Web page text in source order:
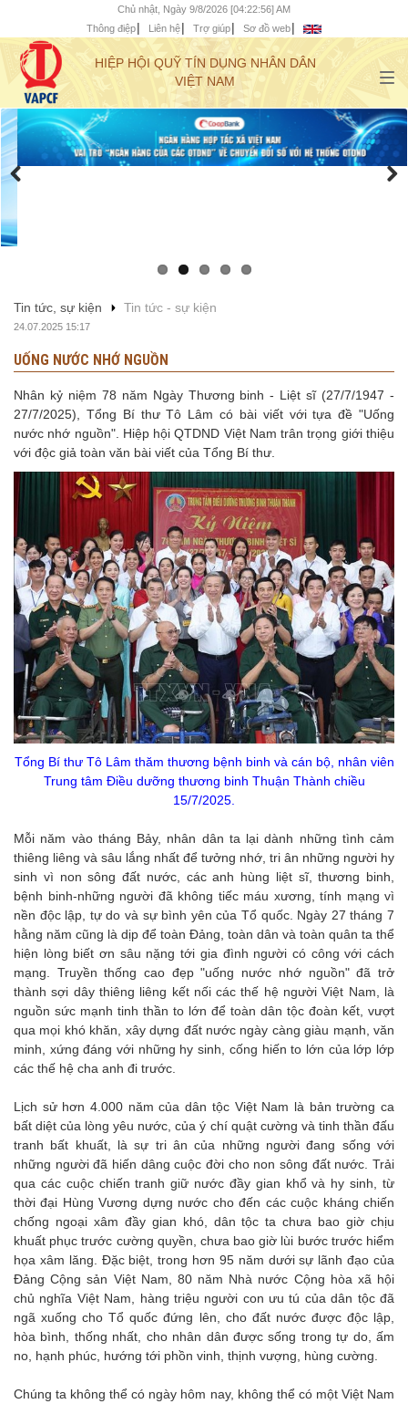
Chủ nhật, Ngày 9/8/2026 [04:22:57] AM
Thông điệp
Liên hệ Trợ giúp Sơ đồ web
HIỆP HỘI QUỸ TÍN DỤNG NHÂN DÂN
VIỆT NAM
Tin tức, sự kiện Tin tức - sự kiện
24.07.2025 15:17
UỐNG NƯỚC NHỚ NGUỒN
Nhân kỷ niệm 78 năm Ngày Thương binh - Liệt sĩ (27/7/1947 -
27/7/2025), Tổng Bí thư Tô Lâm có bài viết với tựa đề "Uống
nước nhớ nguồn". Hiệp hội QTDND Việt Nam trân trọng giới thiệu
với độc giả toàn văn bài viết của Tổng Bí thư.
Tổng Bí thư Tô Lâm thăm thương bệnh binh và cán bộ, nhân viên
Trung tâm Điều dưỡng thương binh Thuận Thành chiều
15/7/2025.
Mỗi năm vào tháng Bảy, nhân dân ta lại dành những tình cảm
thiêng liêng và sâu lắng nhất để tưởng nhớ, tri ân những người hy
sinh vì non sông đất nước, các anh hùng liệt sĩ, thương binh,
bệnh binh-những người đã không tiếc máu xương, tính mạng vì
nền độc lập, tự do và sự bình yên của Tổ quốc. Ngày 27 tháng 7
hằng năm cũng là dịp để toàn Đảng, toàn dân và toàn quân ta thể
hiện lòng biết ơn sâu nặng tới gia đình người có công với cách
mạng. Truyền thống cao đẹp "uống nước nhớ nguồn" đã trở
thành sợi dây thiêng liêng kết nối các thế hệ người Việt Nam, là
nguồn sức mạnh tinh thần to lớn để toàn dân tộc đoàn kết, vượt
qua mọi khó khăn, xây dựng đất nước ngày càng giàu mạnh, văn
minh, xứng đáng với những hy sinh, cống hiến to lớn của lớp lớp
các thế hệ cha anh đi trước.
Lịch sử hơn 4.000 năm của dân tộc Việt Nam là bản trường ca
bất diệt của lòng yêu nước, của ý chí quật cường và tinh thần đấu
tranh bất khuất, là sự tri ân của những người đang sống với
những người đã hiến dâng cuộc đời cho non sông đất nước. Trải
qua các cuộc chiến tranh giữ nước đầy gian khổ và hy sinh, từ
thời đại Hùng Vương dựng nước cho đến các cuộc kháng chiến
chống ngoại xâm đầy gian khó, dân tộc ta chưa bao giờ chịu
khuất phục trước cường quyền, chưa bao giờ lùi bước trước hiểm
họa xâm lăng. Đặc biệt, trong hơn 95 năm dưới sự lãnh đạo của
Đảng Cộng sản Việt Nam, 80 năm Nhà nước Cộng hòa xã hội
chủ nghĩa Việt Nam, hàng triệu người con ưu tú của dân tộc đã
ngã xuống cho Tổ quốc đứng lên, cho đất nước được độc lập,
hòa bình, thống nhất, cho nhân dân được sống trong tự do, ấm
no, hạnh phúc, hướng tới phồn vinh, thịnh vượng, hùng cường.
Chúng ta không thể có ngày hôm nay, không thể có một Việt Nam